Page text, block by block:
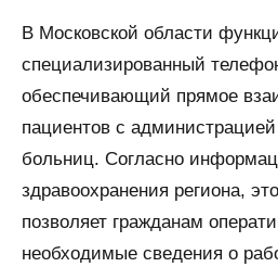
В Московской области
специализированный
обеспечивающий прямое
пациентов с
больниц. Согласно
здравоохранения региона,
позволяет гражданам
необходимые сведения о